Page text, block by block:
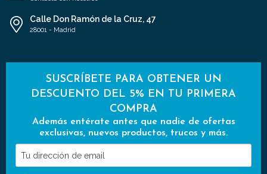
Calle Don Ramón de la Cruz, 47
28001 - Madrid
SUSCRÍBETE PARA OBTENER UN
DESCUENTO DEL 5% EN TU PRIMERA
COMPRA
Además entérate antes que nadie de ofertas
exclusivas, nuevos productos, trucos y más.
Tu
dirección